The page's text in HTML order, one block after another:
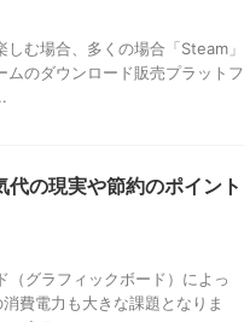
む場合、多くの場合「Steam」
のダウンロード販売プラットフ
の現実や節約のポイント
（グラフィックボード）によっ
費電力も大きな課題となりま